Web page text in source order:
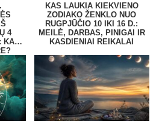
4
KAS
KAS LAUKIA KIEKVIENO
ZODIAKO ŽENKLO NUO
RUGPJŪČIO 10 IKI 16 D.:
MEILĖ, DARBAS, PINIGAI IR
KASDIENIAI REIKALAI